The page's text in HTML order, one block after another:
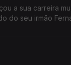
a sua carreira
do seu irmão